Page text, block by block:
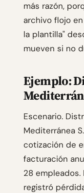
más razón,
archivo flojo
la plantilla"
mueven si no
Ejemplo:
Escenario.
Mediterránea
cotización de
facturación
28
registró